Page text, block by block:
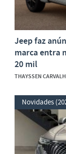
Jeep faz
marca entra
20 mil
THAYSSEN
Novidades